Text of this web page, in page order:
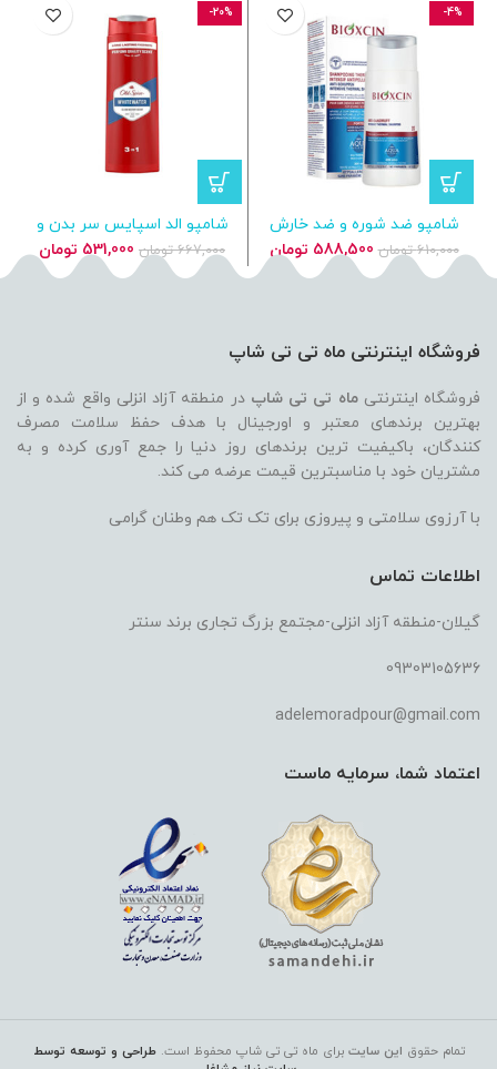
-4%
شامپو ضد شوره و ضد خارش
بیوکسین مدل Aqua Thermal
610,000 تومان قیمت
اصلی
588,500 تومان
فعلی
-20%
شامپو الد اسپایس سر بدن و
صورت مدل WhiteWater
667,000 تومان قیمت
اصلی
531,000 تومان
فعلی
فروشگاه اینترنتی ماه تی تی شاپ
فروشگاه اینترنتیماه تی تی شاپ در منطقه آزاد انزلی واقع شده و از
بهترین برندهای معتبر و اورجینال با هدف حفظ سلامت مصرف
کنندگان، باکیفیت ترین برندهای روز دنیا را جمع آوری کرده و به
مشتریان خود با مناسبترین قیمت عرضه می کند.
با آرزوی سلامتی و پیروزی برای تک تک هم وطنان گرامی
اطلاعات تماس
گیلان-منطقه آزاد انزلی-مجتمع بزرگ تجاری برند سنتر
09303105636
adelemoradpour@gmail.com
اعتماد شما، سرمایه ماست
تمام حقوق این سایتبرای ماه تی تی شاپ محفوظ است.طراحی و توسعه توسط